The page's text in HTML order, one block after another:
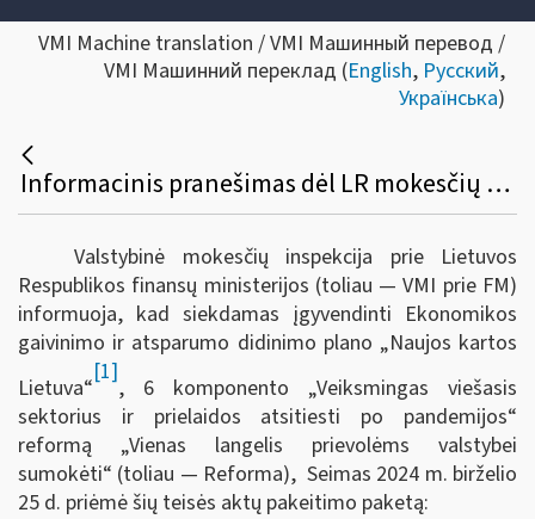
VMI Machine translation / VMI Машинный перевод /
VMI Машинний переклад (English, Русский,
Українська)
Informacinis pranešimas dėl LR mokesčių administravimo įstatymo ir kitų teisės aktų pakeitimo
Valstybinė mokesčių inspekcija prie Lietuvos
Respublikos finansų ministerijos (toliau — VMI prie FM)
informuoja, kad siekdamas įgyvendinti Ekonomikos
gaivinimo ir atsparumo didinimo plano „Naujos kartos
Lietuva“
[1]
, 6 komponento „Veiksmingas viešasis
sektorius ir prielaidos atsitiesti po pandemijos“
reformą „Vienas langelis prievolėms valstybei
sumokėti“ (toliau — Reforma), Seimas 2024 m. birželio
25 d. priėmė šių teisės aktų pakeitimo paketą: